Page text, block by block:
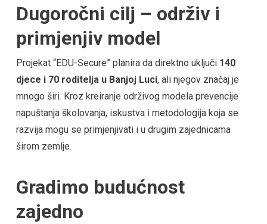
Dugoročni cilj – održiv i
primjenjiv model
Projekat “EDU-Secure” planira da direktno uključi 140
djece i 70 roditelja u Banjoj Luci, ali njegov značaj je
mnogo širi. Kroz kreiranje održivog modela prevencije
napuštanja školovanja, iskustva i metodologija koja se
razvija mogu se primjenjivati i u drugim zajednicama
širom zemlje.
Gradimo budućnost
zajedno